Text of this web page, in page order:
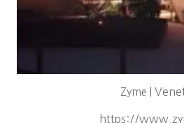
Zymē |
https://